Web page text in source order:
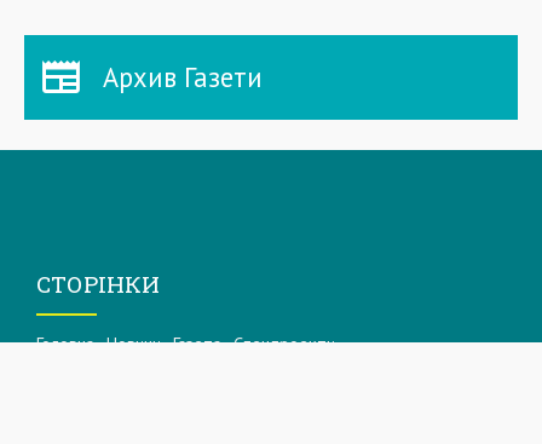
Архив Газети
СТОРІНКИ
Головна Новини Газета Спецпроекти